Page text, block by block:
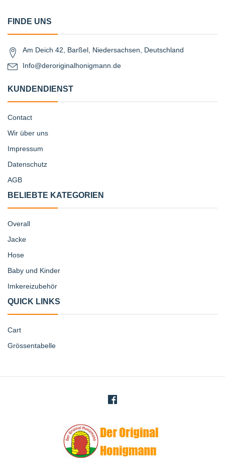
FINDE UNS
Am Deich 42, Barßel, Niedersachsen, Deutschland
Info@deroriginalhonigmann.de
KUNDENDIENST
Contact
Wir über uns
Impressum
Datenschutz
AGB
BELIEBTE KATEGORIEN
Overall
Jacke
Hose
Baby und Kinder
Imkereizubehör
QUICK LINKS
Cart
Grössentabelle